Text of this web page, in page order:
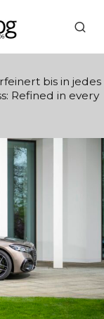
bis in jedes
Refined in every